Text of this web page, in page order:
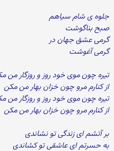
جلوه ی شام سیاهم
صبح بناگوشت
گرمی عشق جهان در
گرمی آغوشت
تیره چون موی خود روز و روزگار من
از کنارم مرو چون خزان بهار من مکن
تیره چون موی خود روز و روزگار من
از کنارم مرو چون خزان بهار من مکن
بر آتشم ای زندگی تو نشاندی
به حسرتم ای عاشقی تو کشاندی